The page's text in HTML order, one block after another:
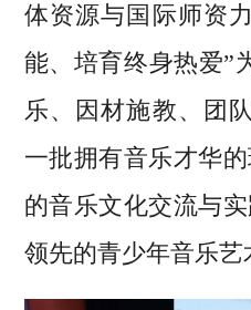
体资源与国际师资
能、培育终身热爱”
乐、因材施教、团
一批拥有音乐才华
的音乐文化交流与
领先的青少年音乐艺